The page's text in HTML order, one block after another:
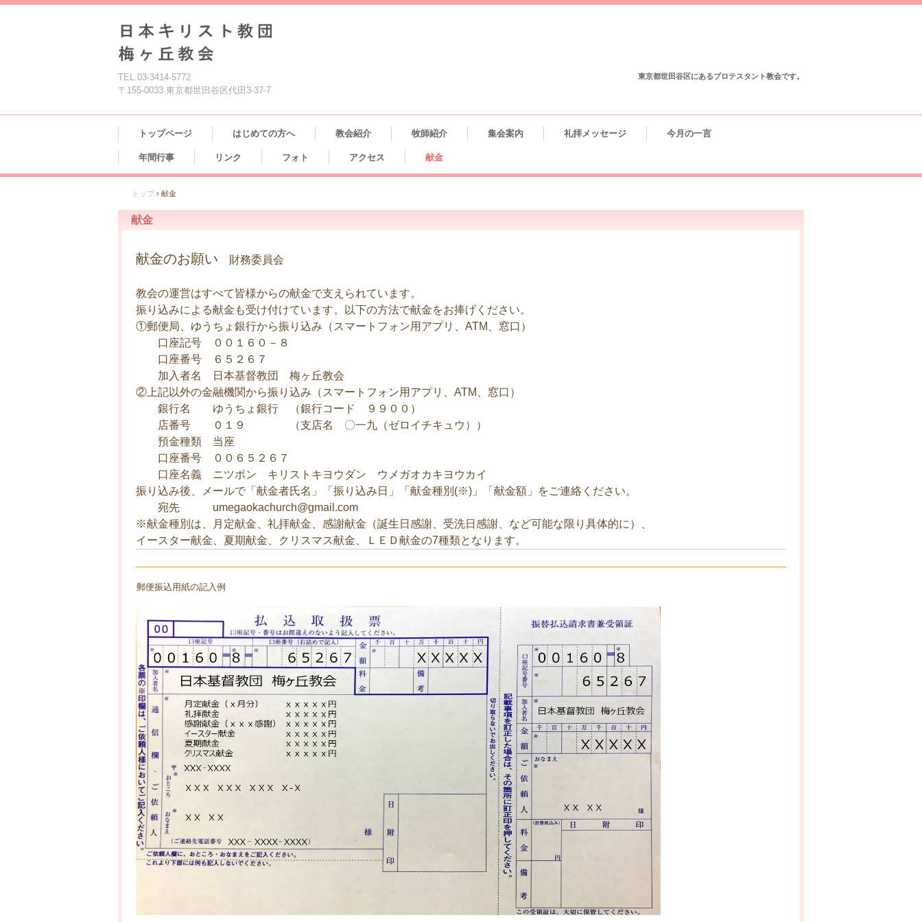
東京都世田谷区にあるプロテスタント教会です。
TEL.03-3414-5772
〒155-0033 東京都世田谷区代田3-37-7
トップページ はじめての方へ 教会紹介 牧師紹介 集会案内 礼拝メッセージ 今月の一言
年間行事 リンク フォト アクセス 献金
トップ › 献金
献金
献金のお願い 財務委員会
教会の運営はすべて皆様からの献金で支えられています。
振り込みによる献金も受け付けています。以下の方法で献金をお捧げください。
①郵便局、ゆうちょ銀行から振り込み（スマートフォン用アプリ、ATM、窓口）
口座記号 ００１６０－８
口座番号 ６５２６７
加入者名 日本基督教団 梅ヶ丘教会
②上記以外の金融機関から振り込み（スマートフォン用アプリ、ATM、窓口）
銀行名 ゆうちょ銀行 （銀行コード ９９００）
店番号 ０１９ （支店名 〇一九（ゼロイチキュウ））
預金種類 当座
口座番号 ００６５２６７
口座名義 ニツポン キリストキヨウダン ウメガオカキヨウカイ
振り込み後、メールで「献金者氏名」「振り込み日」「献金種別(※)」「献金額」をご連絡ください。
宛先 umegaokachurch@gmail.com
※献金種別は、月定献金、礼拝献金、感謝献金（誕生日感謝、受洗日感謝、など可能な限り具体的に）、
イースター献金、夏期献金、クリスマス献金、ＬＥＤ献金の7種類となります。
郵便振込用紙の記入例